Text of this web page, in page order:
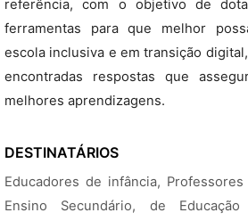
referência, com o objetivo de
ferramentas para que melhor
escola inclusiva e em transição
encontradas respostas que
melhores aprendizagens.
DESTINATÁRIOS
Educadores de infância,
Ensino Secundário, de